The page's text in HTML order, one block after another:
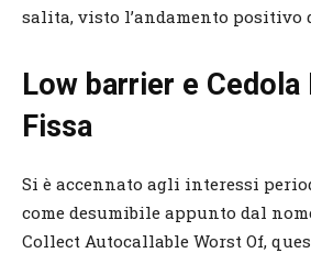
salita, visto l’andamento positivo
Low barrier e Cedola
Fissa
Si è accennato agli interessi
come desumibile appunto dal
Collect Autocallable Worst Of,